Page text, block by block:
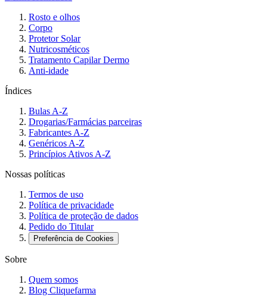
Rosto e olhos
Corpo
Protetor Solar
Nutricosméticos
Tratamento Capilar Dermo
Anti-idade
Índices
Bulas A-Z
Drogarias/Farmácias parceiras
Fabricantes A-Z
Genéricos A-Z
Princípios Ativos A-Z
Nossas políticas
Termos de uso
Política de privacidade
Política de proteção de dados
Pedido do Titular
Preferência de Cookies
Sobre
Quem somos
Blog Cliquefarma